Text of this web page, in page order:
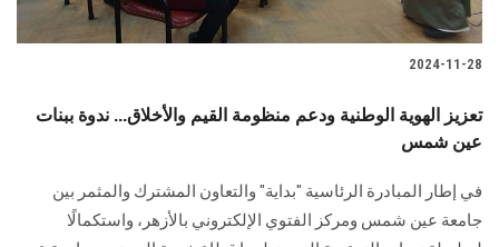
2024-11-28
تعزيز الهوية الوطنية ودعم منظومة القيم والأخلاق... ندوة ببنات
عين شمس
في إطار المبادرة الرئاسية "بداية" والتعاون المشترك والمثمر بين
جامعة عين شمس ومركز ‏الفتوي الإلكتروني بالأزهر، واستكمالًا